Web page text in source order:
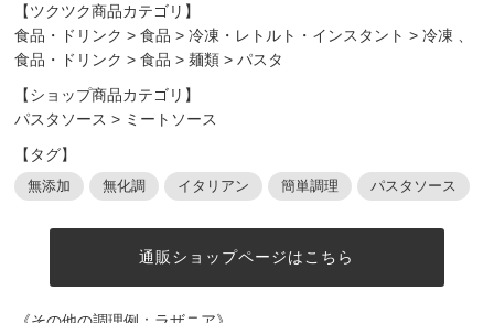
【ツクツク商品カテゴリ】
食品・ドリンク >食品 >冷凍・レトルト・インスタント >冷凍
食品・ドリンク >食品 >麺類 >パスタ
【ショップ商品カテゴリ】
パスタソース > ミートソース
【タグ】
無添加 無化調 イタリアン 簡単調理 パスタソース
通販ショップページはこちら